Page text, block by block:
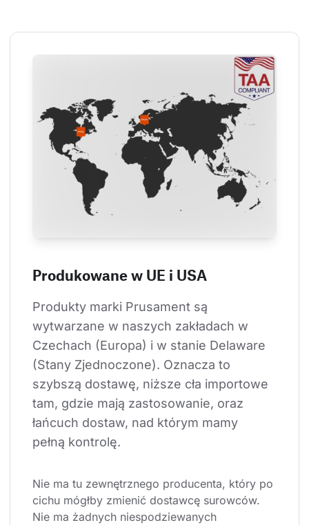
Produkowane w UE i USA
Produkty marki Prusament są
wytwarzane w naszych zakładach w
Czechach (Europa) i w stanie Delaware
(Stany Zjednoczone). Oznacza to
szybszą dostawę, niższe cła importowe
tam, gdzie mają zastosowanie, oraz
łańcuch dostaw, nad którym mamy
pełną kontrolę.
Nie ma tu zewnętrznego producenta, który po
cichu mógłby zmienić dostawcę surowców.
Nie ma żadnych niespodziewanych